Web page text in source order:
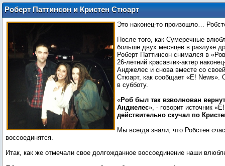
Роберт Паттинсон и Кристен Стюарт
воссоединились в Лос-Анджелесе
Это наконец-то произошло…
После того, как Сумеречные
больше двух месяцев в разлуке
Роберт Паттинсон снимался в
26-летний красавчик-актер
Анджелес и снова вместе со
Стюарт, как сообщает «E!
в субботу.
«Роб был так взволнован
Анджелес», - говорит источник
действительно скучал по
Мы всегда знали, что Робстен
воссоединятся.
Итак, как же отмечали свое долгожданное воссоединение наши